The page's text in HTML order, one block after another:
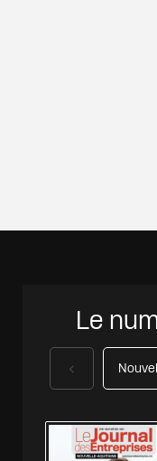
sélection
Le
Précédent